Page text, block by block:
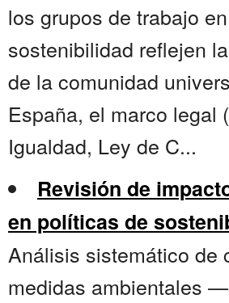
los grupos de trabajo en
sostenibilidad reflejen
de la comunidad
España, el marco legal
Igualdad, Ley de C...
Revisión de
en políticas de
Análisis sistemático de
medidas ambientales